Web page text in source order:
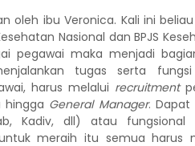
oleh ibu Veronica. Kali ini
Nasional dan BPJS
pegawai maka menjadi
tugas serta
harus melalui recruitment
hingga General Manager. Dapat
Kadiv, dll) atau fungsional
meraih itu semua harus